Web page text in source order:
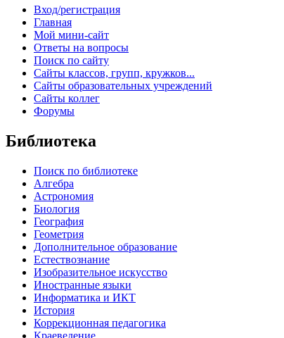
Вход/регистрация
Главная
Мой мини-сайт
Ответы на вопросы
Поиск по сайту
Сайты классов, групп, кружков...
Сайты образовательных учреждений
Сайты коллег
Форумы
Библиотека
Поиск по библиотеке
Алгебра
Астрономия
Биология
География
Геометрия
Дополнительное образование
Естествознание
Изобразительное искусство
Иностранные языки
Информатика и ИКТ
История
Коррекционная педагогика
Краеведение